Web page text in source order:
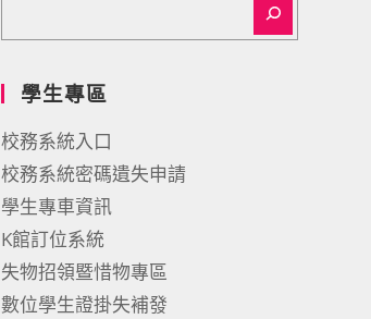
學生專區
校務系統入口
校務系統密碼遺失申請
學生專車資訊
K館訂位系統
失物招領暨惜物專區
數位學生證掛失補發